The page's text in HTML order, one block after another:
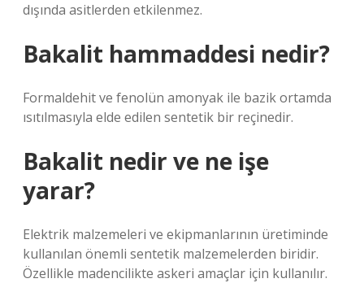
dışında asitlerden etkilenmez.
Bakalit hammaddesi nedir?
Formaldehit ve fenolün amonyak ile bazik ortamda
ısıtılmasıyla elde edilen sentetik bir reçinedir.
Bakalit nedir ve ne işe
yarar?
Elektrik malzemeleri ve ekipmanlarının üretiminde
kullanılan önemli sentetik malzemelerden biridir.
Özellikle madencilikte askeri amaçlar için kullanılır.